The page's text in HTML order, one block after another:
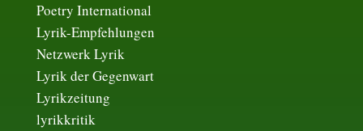
Poetry International
Lyrik-Empfehlungen
Netzwerk Lyrik
Lyrik der Gegenwart
Lyrikzeitung
lyrikkritik